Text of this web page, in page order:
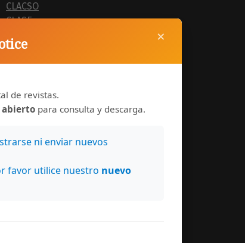
CLACSO
CLASE
Directory of Research
Journals Indexing (DRJI)
ERIH PLUS (European
Reference Index for the
Eurasian Scientific Journal
I2OR
Social Sciences (IBSS)
×
de revistas.
abierto para consulta y descarga.
ni enviar nuevos
favor utilice nuestro nuevo